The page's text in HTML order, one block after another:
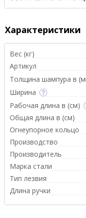
Характеристики
Вес (кг)
Артикул
Толщина шампура в
Ширина
Рабочая длина в (см)
Общая длина в (см)
Огнеупорное кольцо
Производство
Производитель
Марка стали
Тип лезвия
Длина ручки